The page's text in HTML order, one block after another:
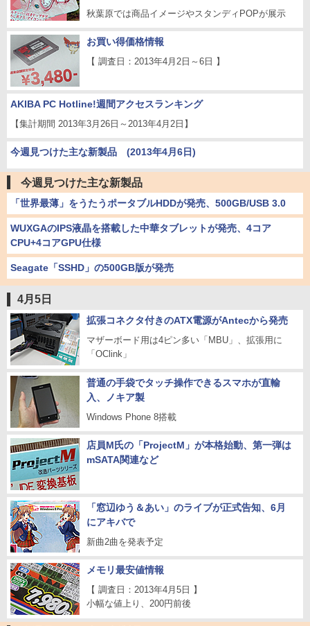
秋葉原では商品イメージやスタンディPOPが展示
お買い得価格情報
【 調査日：2013年4月2日～6日 】
AKIBA PC Hotline!週間アクセスランキング
【集計期間 2013年3月26日～2013年4月2日】
今週見つけた主な新製品 (2013年4月6日)
今週見つけた主な新製品
「世界最薄」をうたうポータブルHDDが発売、500GB/USB 3.0
WUXGAのIPS液晶を搭載した中華タブレットが発売、4コア
CPU+4コアGPU仕様
Seagate「SSHD」の500GB版が発売
4月5日
拡張コネクタ付きのATX電源がAntecから発売
マザーボード用は4ピン多い「MBU」、拡張用に
「OClink」
普通の手袋でタッチ操作できるスマホが直輸
入、ノキア製
Windows Phone 8搭載
店員M氏の「ProjectM」が本格始動、第一弾は
mSATA関連など
「窓辺ゆう＆あい」のライブが正式告知、6月
にアキバで
新曲2曲を発表予定
メモリ最安値情報
【 調査日：2013年4月5日 】
小幅な値上り、200円前後